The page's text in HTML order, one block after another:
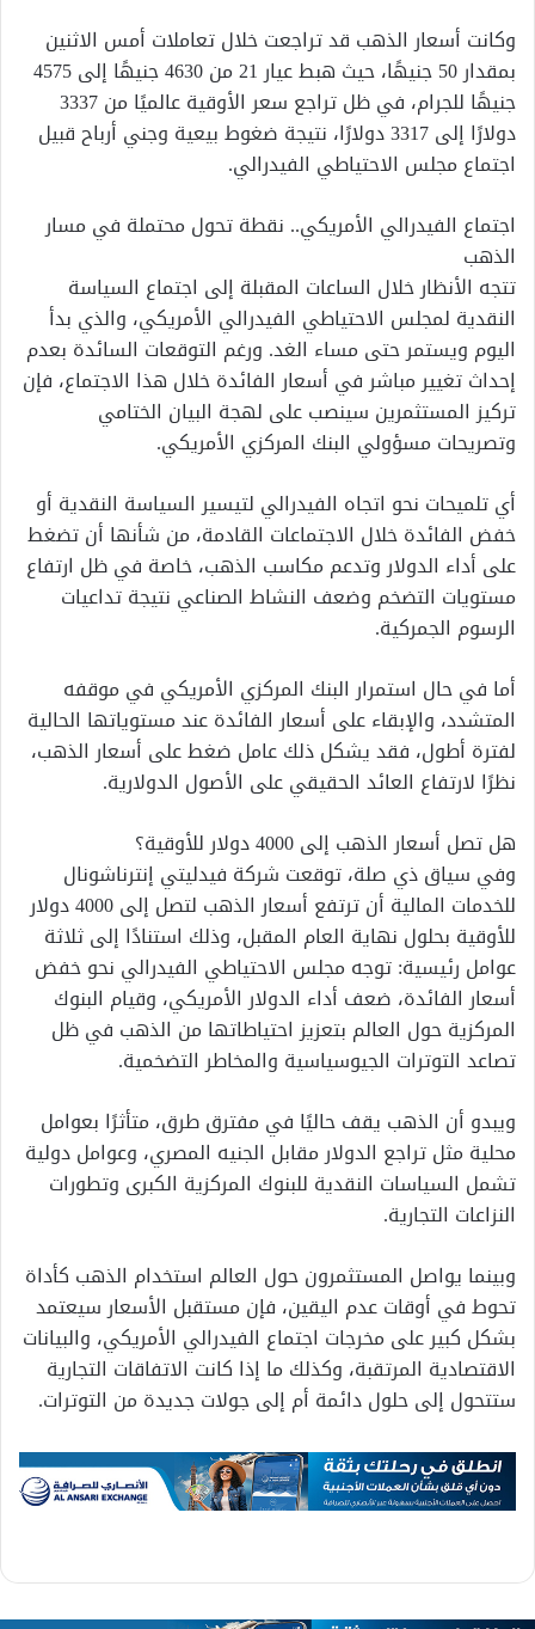
وكانت أسعار الذهب قد تراجعت خلال تعاملات أمس الاثنين
بمقدار 50 جنيهًا، حيث هبط عيار 21 من 4630 جنيهًا إلى 4575
جنيهًا للجرام، في ظل تراجع سعر الأوقية عالميًا من 3337
دولارًا إلى 3317 دولارًا، نتيجة ضغوط بيعية وجني أرباح قبيل
اجتماع مجلس الاحتياطي الفيدرالي.
اجتماع الفيدرالي الأمريكي.. نقطة تحول محتملة في مسار
الذهب
تتجه الأنظار خلال الساعات المقبلة إلى اجتماع السياسة
النقدية لمجلس الاحتياطي الفيدرالي الأمريكي، والذي بدأ
اليوم ويستمر حتى مساء الغد. ورغم التوقعات السائدة بعدم
إحداث تغيير مباشر في أسعار الفائدة خلال هذا الاجتماع، فإن
تركيز المستثمرين سينصب على لهجة البيان الختامي
وتصريحات مسؤولي البنك المركزي الأمريكي.
أي تلميحات نحو اتجاه الفيدرالي لتيسير السياسة النقدية أو
خفض الفائدة خلال الاجتماعات القادمة، من شأنها أن تضغط
على أداء الدولار وتدعم مكاسب الذهب، خاصة في ظل ارتفاع
مستويات التضخم وضعف النشاط الصناعي نتيجة تداعيات
الرسوم الجمركية.
أما في حال استمرار البنك المركزي الأمريكي في موقفه
المتشدد، والإبقاء على أسعار الفائدة عند مستوياتها الحالية
لفترة أطول، فقد يشكل ذلك عامل ضغط على أسعار الذهب،
نظرًا لارتفاع العائد الحقيقي على الأصول الدولارية.
هل تصل أسعار الذهب إلى 4000 دولار للأوقية؟
وفي سياق ذي صلة، توقعت شركة فيدليتي إنترناشونال
للخدمات المالية أن ترتفع أسعار الذهب لتصل إلى 4000 دولار
للأوقية بحلول نهاية العام المقبل، وذلك استنادًا إلى ثلاثة
عوامل رئيسية: توجه مجلس الاحتياطي الفيدرالي نحو خفض
أسعار الفائدة، ضعف أداء الدولار الأمريكي، وقيام البنوك
المركزية حول العالم بتعزيز احتياطاتها من الذهب في ظل
تصاعد التوترات الجيوسياسية والمخاطر التضخمية.
ويبدو أن الذهب يقف حاليًا في مفترق طرق، متأثرًا بعوامل
محلية مثل تراجع الدولار مقابل الجنيه المصري، وعوامل دولية
تشمل السياسات النقدية للبنوك المركزية الكبرى وتطورات
النزاعات التجارية.
وبينما يواصل المستثمرون حول العالم استخدام الذهب كأداة
تحوط في أوقات عدم اليقين، فإن مستقبل الأسعار سيعتمد
بشكل كبير على مخرجات اجتماع الفيدرالي الأمريكي، والبيانات
الاقتصادية المرتقبة، وكذلك ما إذا كانت الاتفاقات التجارية
ستتحول إلى حلول دائمة أم إلى جولات جديدة من التوترات.